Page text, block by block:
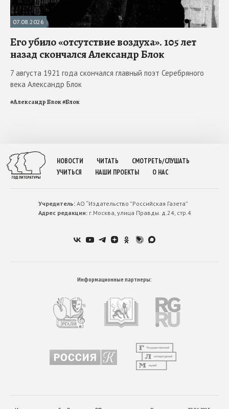
07.08.2026
Его убило «отсутствие воздуха». 105 лет
назад скончался Александр Блок
7 августа 1921 года скончался главный поэт Серебряного
века Александр Блок
#Александр Блок#Блок
НОВОСТИ ЧИТАТЬ
СМОТРЕТЬ/СЛУШАТЬ
УЧИТЬСЯ
НАШИ ПРОЕКТЫ О НАС
Учредитель:АО “Издательство ”Российская Газета”
Адрес редакции:г.Москва, улица Правды. д.24, стр.4
Информационные партнеры: